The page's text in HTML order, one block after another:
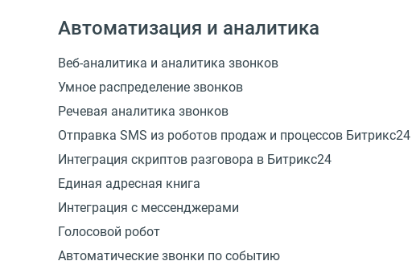
Автоматизация и аналитика
Веб-аналитика и аналитика звонков
Умное распределение звонков
Речевая аналитика звонков
Отправка SMS из роботов продаж и процессов Битрикс24
Интеграция скриптов разговора в Битрикс24
Единая адресная книга
Интеграция с мессенджерами
Голосовой робот
Автоматические звонки по событию